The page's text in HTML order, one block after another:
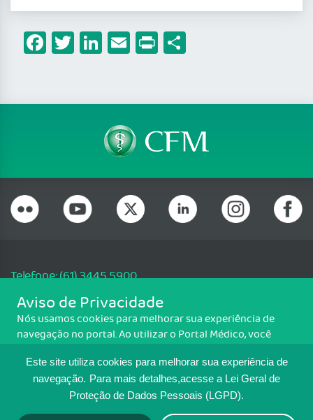
Este site utiliza cookies para melhorar sua experiência de
navegação. Para mais detalhes,acesse a Lei Geral de
Proteção de Dados Pessoais (LGPD).
Facebook
Twitter
LinkedIn
Email
Print
Telefone: (61) 3445 5900
Email: cfm@portalmedico.org.br
SGAS 616, Conjunto D, Lote 115, L2 Sul, Brasília/DF - CEP: 70200-760 -
CNPJ: 33.583.550/0001-30
MAPA DO SITE
Aviso de Privacidade
Nós usamos cookies para melhorar sua experiência de
navegação no portal. Ao utilizar o Portal Médico, você
Para ter mais informações sobre como isso é feito, acesse
Política de cookies. Se você concorda, clique em ACEITO.